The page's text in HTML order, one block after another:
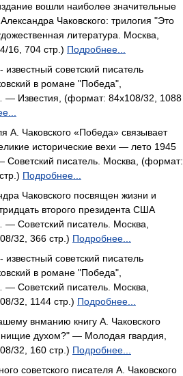
вошли наиболее значительные
Чаковского: трилогия "Это
литература. Москва,
16, 704 стр.) Подробнее...
советский писатель
в романе "Победа",
— Известия, (формат: 84x108/32, 1088
А. Чаковского «Победа» связывает
исторические вехи — лето 1945
Советский писатель. Москва, (формат:
Подробнее...
Чаковского посвящен жизни и
второго президента США
Советский писатель. Москва,
32, 366 стр.) Подробнее...
советский писатель
в романе "Победа",
Советский писатель. Москва,
32, 1144 стр.) Подробнее...
внманию книгу А. Чаковского
духом?" — Молодая гвардия,
32, 160 стр.) Подробнее...
советского писателя А. Чаковского